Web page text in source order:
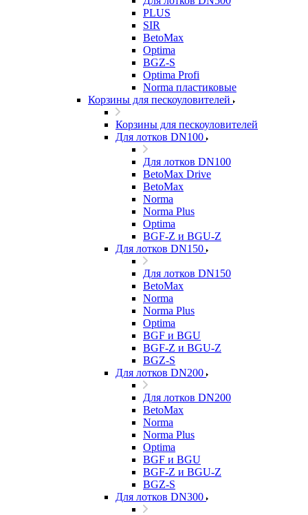
PLUS
SIR
BetoMax
Optima
BGZ-S
Optima Profi
Norma пластиковые
Корзины для пескоуловителей
Корзины для пескоуловителей
Для лотков DN100
Для лотков DN100
BetoMax Drive
BetoMax
Norma
Norma Plus
Optima
BGF-Z и BGU-Z
Для лотков DN150
Для лотков DN150
BetoMax
Norma
Norma Plus
Optima
BGF и BGU
BGF-Z и BGU-Z
BGZ-S
Для лотков DN200
Для лотков DN200
BetoMax
Norma
Norma Plus
Optima
BGF и BGU
BGF-Z и BGU-Z
BGZ-S
Для лотков DN300